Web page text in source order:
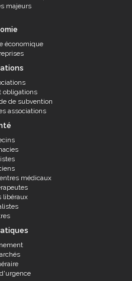
majeurs
économique
obligations
de subvention
associations
médicaux
libéraux